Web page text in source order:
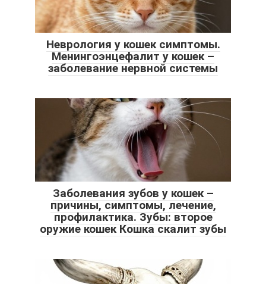
Неврология у кошек симптомы.
Менингоэнцефалит у кошек –
заболевание нервной системы
Заболевания зубов у кошек –
причины, симптомы, лечение,
профилактика. Зубы: второе
оружие кошек Кошка скалит зубы